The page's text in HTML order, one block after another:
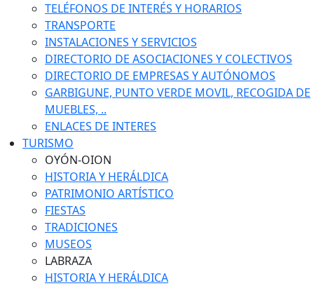
TELÉFONOS DE INTERÉS Y HORARIOS
TRANSPORTE
INSTALACIONES Y SERVICIOS
DIRECTORIO DE ASOCIACIONES Y COLECTIVOS
DIRECTORIO DE EMPRESAS Y AUTÓNOMOS
GARBIGUNE, PUNTO VERDE MOVIL, RECOGIDA DE
MUEBLES, ..
ENLACES DE INTERES
TURISMO
OYÓN-OION
HISTORIA Y HERÁLDICA
PATRIMONIO ARTÍSTICO
FIESTAS
TRADICIONES
MUSEOS
LABRAZA
HISTORIA Y HERÁLDICA